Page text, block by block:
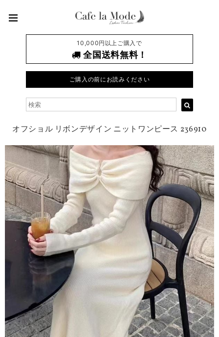
10,000円以上ご購入で
全国送料無料！
ご購入の前にお読みください
オフショル リボンデザイン ニットワンピース 236910